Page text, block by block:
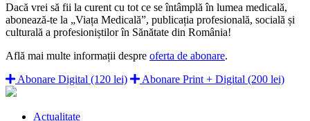
Dacă vrei să fii la curent cu tot ce se întâmplă în lumea medicală,
abonează-te la „Viața Medicală”, publicația profesională, socială și
culturală a profesioniștilor în Sănătate din România!
Află mai multe informații despre oferta de abonare.
Abonare Digital (120 lei)
Abonare Print + Digital (200 lei)
Actualitate